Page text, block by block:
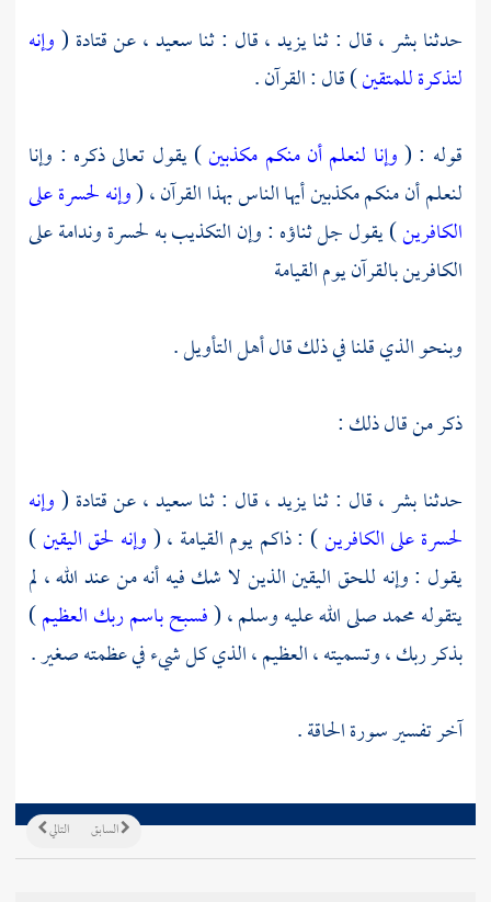
حدثنابشر ،قال : ثنايزيد ،قال : ثناسعيد ،عنقتادة (وإنه
لتذكرة للمتقين) قال : القرآن .
قوله : (وإنا لنعلم أن منكم مكذبين) يقول تعالى ذكره : وإنا
لنعلم أن منكم مكذبين أيها الناس بهذا القرآن ، (وإنه لحسرة على
الكافرين) يقول جل ثناؤه : وإن التكذيب به لحسرة وندامة على
الكافرين بالقرآن يوم القيامة
وبنحو الذي قلنا في ذلك قال أهل التأويل .
ذكر من قال ذلك :
حدثنابشر ،قال : ثنايزيد ،قال : ثناسعيد ،عنقتادة (وإنه
لحسرة على الكافرين) : ذاكم يوم القيامة ، (وإنه لحق اليقين)
يقول : وإنه للحق اليقين الذين لا شك فيه أنه من عند الله ، لم
يتقولهمحمدصلى الله عليه وسلم ، (فسبح باسم ربك العظيم)
بذكر ربك ، وتسميته ، العظيم ، الذي كل شيء في عظمته صغير .
آخر تفسير سورة الحاقة .
التالي السابق